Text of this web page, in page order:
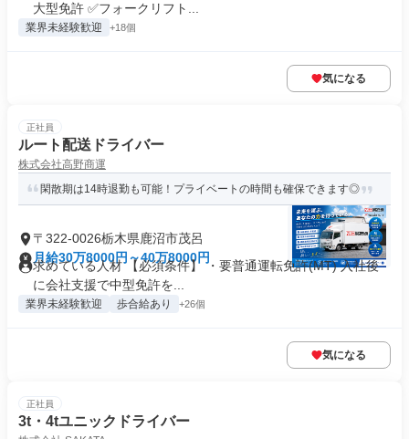
大型免許 ✅フォークリフト...
業界未経験歓迎 +18個
気になる
正社員
ルート配送ドライバー
株式会社高野商運
閑散期は14時退勤も可能！プライベートの時間も確保できます◎
〒322-0026栃木県鹿沼市茂呂
月給30万8000円～40万8000円
求めている人材 【必須条件】 ・要普通運転免許(MT) 入社後
に会社支援で中型免許を...
業界未経験歓迎 歩合給あり +26個
気になる
正社員
3t・4tユニックドライバー